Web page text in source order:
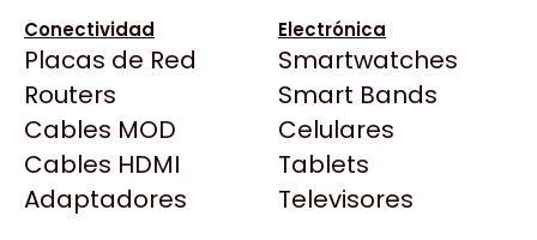
Conectividad
Placas de Red
Routers
Cables MOD
Cables HDMI
Adaptadores
Electrónica
Smartwatches
Smart Bands
Celulares
Tablets
Televisores
Deepcool
Dell
EVGA
Gamemax
Genesis
Genius
Click Gaming
Compufan Store
Dinobyte
Full H4rd
Gaming City
Gezatek